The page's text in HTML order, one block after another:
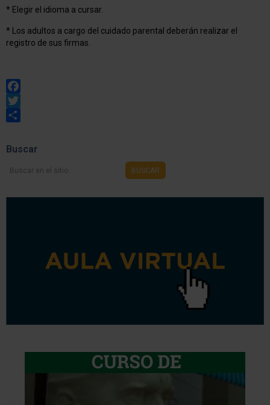
* Elegir el idioma a cursar.
* Los adultos a cargo del cuidado parental deberán realizar el
registro de sus firmas.
Facebook
Twitter
Buscar
Buscar
BUSCAR